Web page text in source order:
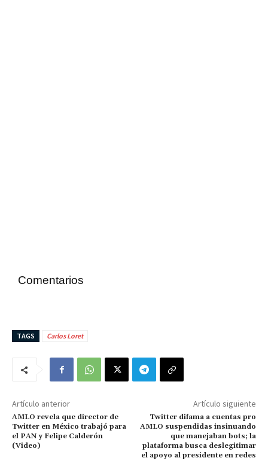
Comentarios
TAGS Carlos Loret
Artículo anterior
AMLO revela que director de
Twitter en México trabajó para
el PAN y Felipe Calderón
(Video)
Artículo siguiente
Twitter difama a cuentas pro
AMLO suspendidas insinuando
que manejaban bots; la
plataforma busca deslegitimar
el apoyo al presidente en redes